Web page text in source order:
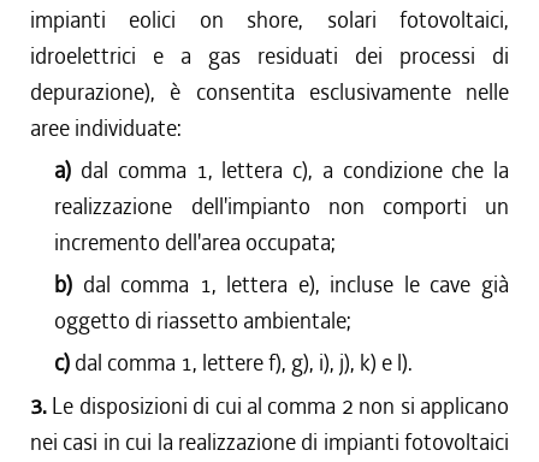
impianti eolici on shore, solari fotovoltaici,
idroelettrici e a gas residuati dei processi di
depurazione), è consentita esclusivamente nelle
aree individuate:
a) dal comma 1, lettera c), a condizione che la
realizzazione dell'impianto non comporti un
incremento dell'area occupata;
b) dal comma 1, lettera e), incluse le cave già
oggetto di riassetto ambientale;
c) dal comma 1, lettere f), g), i), j), k) e l).
3. Le disposizioni di cui al comma 2 non si applicano
nei casi in cui la realizzazione di impianti fotovoltaici